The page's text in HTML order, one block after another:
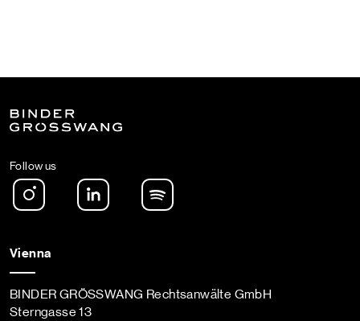
Follow us
Instagram LinkedIn
Vienna
BINDER GRÖSSWANG Rechtsanwälte GmbH
Sterngasse 13